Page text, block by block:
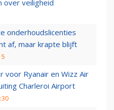
over veiligheid
onderhoudslicenties
af, maar krapte blijft
voor Ryanair en Wizz Air
Charleroi Airport